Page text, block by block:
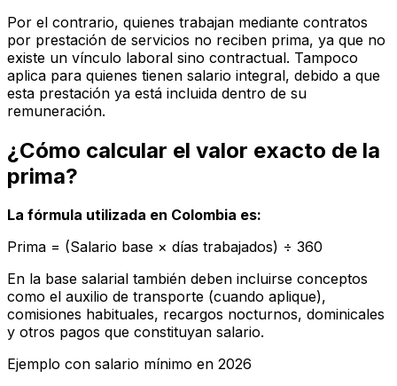
Por el contrario, quienes trabajan mediante contratos
por prestación de servicios no reciben prima, ya que no
existe un vínculo laboral sino contractual. Tampoco
aplica para quienes tienen salario integral, debido a que
esta prestación ya está incluida dentro de su
remuneración.
¿Cómo calcular el valor exacto de la
prima?
La fórmula utilizada en Colombia es:
Prima = (Salario base × días trabajados) ÷ 360
En la base salarial también deben incluirse conceptos
como el auxilio de transporte (cuando aplique),
comisiones habituales, recargos nocturnos, dominicales
y otros pagos que constituyan salario.
Ejemplo con salario mínimo en 2026